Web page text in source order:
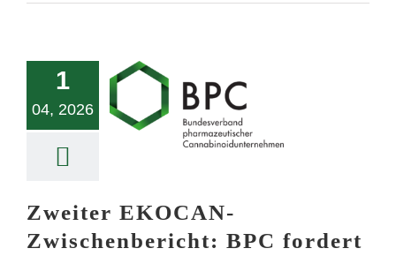
1
04, 2026
Zweiter EKOCAN-
Zwischenbericht: BPC fordert